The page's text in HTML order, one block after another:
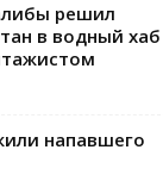
решил
в водный хаб
напавшего